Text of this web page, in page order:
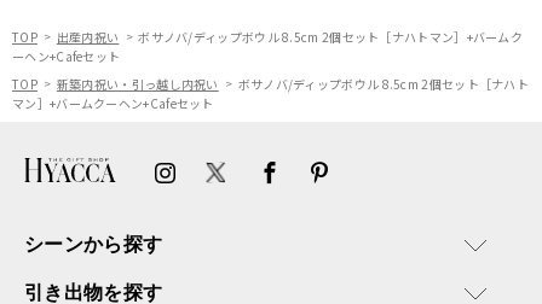
TOP 出産内祝い
ボサノバ/ディップボウル 8.5cm 2個セット［ナハトマン］+バームク
ーヘン+Cafeセット
TOP
新築内祝い・引っ越し内祝い
ボサノバ/ディップボウル 8.5cm 2個セット［ナハト
マン］+バームクーヘン+Cafeセット
シーンから探す
引き出物を探す